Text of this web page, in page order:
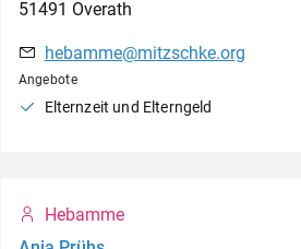
51491 Overath
hebamme@mitzschke.org
Angebote
Elternzeit und Elterngeld
Hebamme